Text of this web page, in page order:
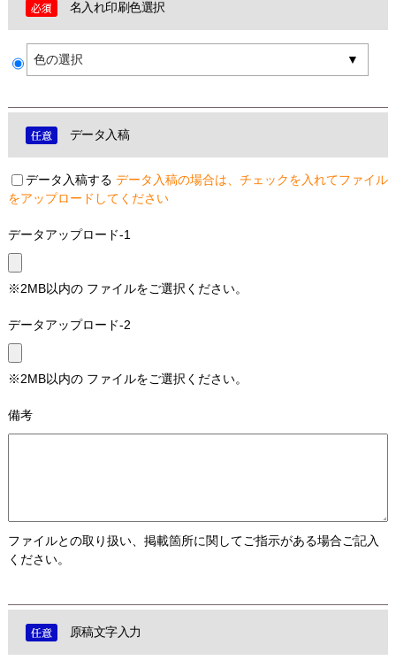
名入れ印刷色選択
色の選択
データ入稿
データ入稿する データ入稿の場合は、チェックを入れてファイル
をアップロードしてください
データアップロード-1
※2MB以内の ファイルをご選択ください。
データアップロード-2
※2MB以内の ファイルをご選択ください。
備考
ファイルとの取り扱い、掲載箇所に関してご指示がある場合ご記入
ください。
原稿文字入力